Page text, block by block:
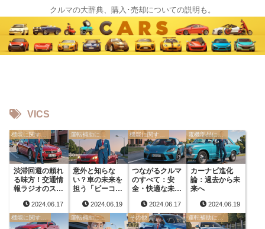
クルマの大辞典、購入･売却についての説明も。
VICS
機能に関する用語
渋滞回避の頼れ
る味方！交通情
報ラジオのスス
2024.06.17
運転補助に関する用語
意外と知らな
い？車の未来を
担う「ビーコン
2024.06.19
機能に関する用語
つながるクルマ
のすべて：安
全・快適な未来
2024.06.17
電機部品に関する用語
カーナビ進化
論：過去から未
来へ
2024.06.19
運転補助に関する用語 その他